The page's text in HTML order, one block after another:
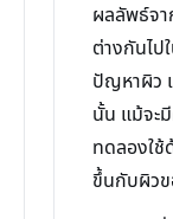
ผลลัพธ์จ
ต่างกันไ
ปัญหาผิว
นั้น แม้จะ
ทดลองใช้
ขึ้นกับผิว